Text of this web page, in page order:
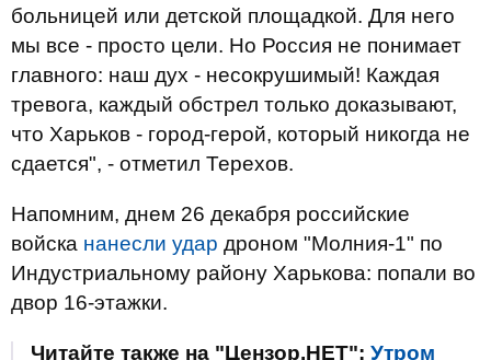
больницей или детской площадкой. Для него
мы все - просто цели. Но Россия не понимает
главного: наш дух - несокрушимый! Каждая
тревога, каждый обстрел только доказывают,
что Харьков - город-герой, который никогда не
сдается", - отметил Терехов.
Напомним, днем 26 декабря российские
войска нанесли удар дроном "Молния-1" по
Индустриальному району Харькова: попали во
двор 16-этажки.
Читайте также на "Цензор.НЕТ": Утром